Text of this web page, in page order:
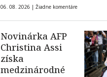
06. 08. 2026 | Žiadne komentáre
Novinárka AFP
Christina Assi
získa
medzinárodné